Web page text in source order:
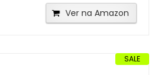
Ver na Amazon
SALE